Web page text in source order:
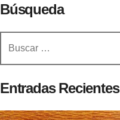
Búsqueda
Entradas Recientes